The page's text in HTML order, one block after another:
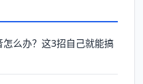
么办？这3招自己就能搞